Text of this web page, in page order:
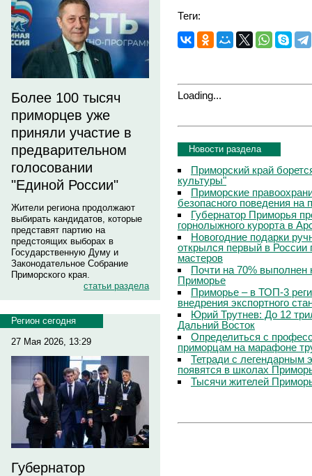
Более 100 тысяч
приморцев уже
приняли участие в
предварительном
голосовании
"Единой России"
Жители региона продолжают
выбирать кандидатов, которые
представят партию на
предстоящих выборах в
Государственную Думу и
Законодательное Собрание
Приморского края.
статьи раздела
Регион сегодня
27 Мая 2026, 13:29
Губернатор
Теги:
Loading...
Новости раздела
Приморский край
культуры"
Приморские
безопасного поведения
Губернатор Приморья
горнолыжного курорта в
Новогодние подарки
открылся первый в России
мастеров
Почти на 70%
Приморье
Приморье – в ТОП-3
внедрения экспортного
Юрий Трутнев: До 12
Дальний Восток
Определиться с
приморцам на марафоне
Тетради с легендарным
появятся в школах
Тысячи жителей